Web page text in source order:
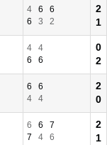
4 6
6
6
3 2
2
1
4
4
6
6
0
2
6
6
4
4
2
0
6 6
7
7
4 6
2
1